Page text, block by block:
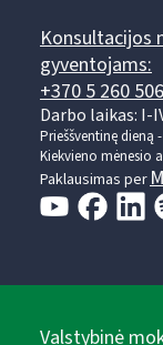
Konsultacijos
gyventojams:
+370 5 260
Darbo laikas: I-
Prieššventinę dieną
Kiekvieno mėnesio
Paklausimas per
Valstybinė